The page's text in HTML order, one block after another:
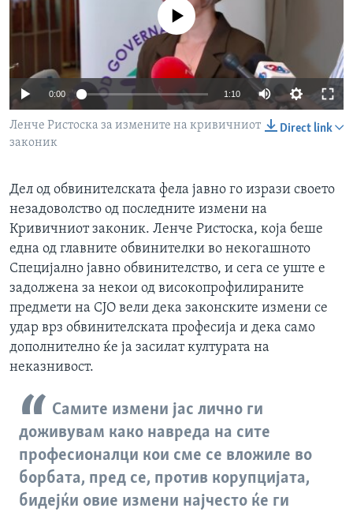
ИНТЕРВЈУА
Јазици
No media source currently available
0:00 1:10
Direct link
Ленче Ристоска за измените на кривичниот
законик
Дел од обвинителската фела јавно го изрази своето
незадоволство од последните измени на
Кривичниот законик. Ленче Ристоска, која беше
една од главните обвинителки во некогашното
Специјално јавно обвинителство, и сега се уште е
задолжена за некои од високопрофилираните
предмети на СЈО вели дека законските измени се
удар врз обвинителската професија и дека само
дополнително ќе ја засилат културата на
неказнивост.
Самите измени јас лично ги
доживувам како навреда на сите
професионалци кои сме се вложиле во
борбата, пред се, против корупцијата,
бидејќи овие измени најчесто ќе ги